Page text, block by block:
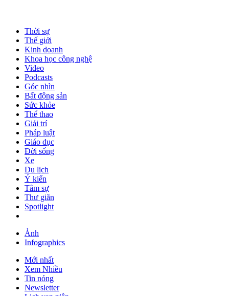
Thời sự
Thế giới
Kinh doanh
Khoa học công nghệ
Video
Podcasts
Góc nhìn
Bất động sản
Sức khỏe
Thể thao
Giải trí
Pháp luật
Giáo dục
Đời sống
Xe
Du lịch
Ý kiến
Tâm sự
Thư giãn
Spotlight
Ảnh
Infographics
Mới nhất
Xem Nhiều
Tin nóng
Newsletter